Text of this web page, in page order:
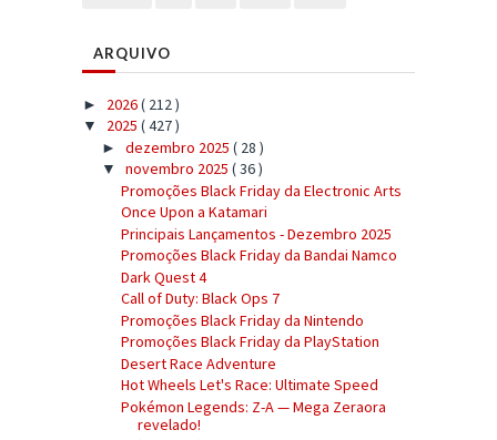
ARQUIVO
► 2026( 212 )
▼ 2025 ( 427 )
► dezembro 2025 ( 28 )
▼ novembro 2025 ( 36 )
Promoções Black Friday da Electronic Arts
Once Upon a Katamari
Principais Lançamentos - Dezembro 2025
Promoções Black Friday da Bandai Namco
Dark Quest 4
Call of Duty: Black Ops 7
Promoções Black Friday da Nintendo
Promoções Black Friday da PlayStation
Desert Race Adventure
Hot Wheels Let's Race: Ultimate Speed
Pokémon Legends: Z-A — Mega Zeraora
revelado!